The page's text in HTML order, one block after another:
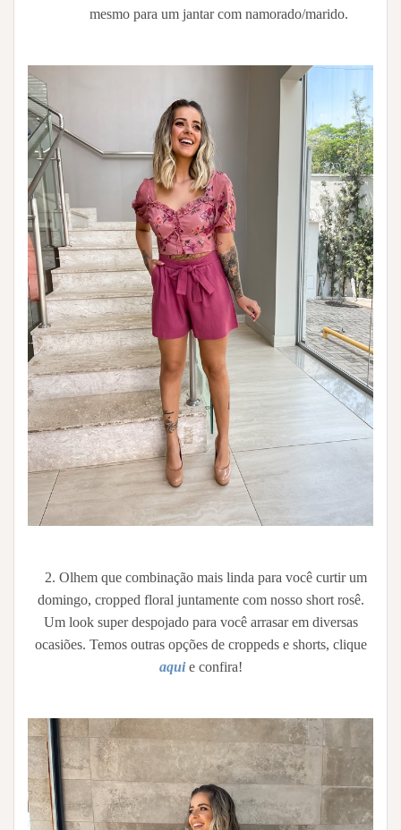
mesmo para um jantar com namorado/marido.
2. Olhem que combinação mais linda para você curtir um
domingo, cropped floral juntamente com nosso short rosê.
Um look super despojado para você arrasar em diversas
ocasiões. Temos outras opções de croppeds e shorts, clique
aquie confira!